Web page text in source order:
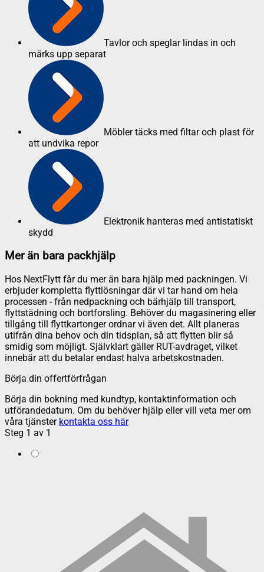
Tavlor och speglar lindas in och
märks upp separat
Möbler täcks med filtar och plast för
att undvika repor
Elektronik hanteras med antistatiskt
skydd
Mer än bara packhjälp
Hos NextFlytt får du mer än bara hjälp med packningen. Vi
erbjuder kompletta flyttlösningar där vi tar hand om hela
processen - från nedpackning och bärhjälp till transport,
flyttstädning och bortforsling. Behöver du magasinering eller
tillgång till flyttkartonger ordnar vi även det. Allt planeras
utifrån dina behov och din tidsplan, så att flytten blir så
smidig som möjligt. Självklart gäller RUT-avdraget, vilket
innebär att du betalar endast halva arbetskostnaden.
Börja din offertförfrågan
Börja din bokning med kundtyp, kontaktinformation och
utförandedatum. Om du behöver hjälp eller vill veta mer om
våra tjänster kontakta oss här
Steg 1 av 1